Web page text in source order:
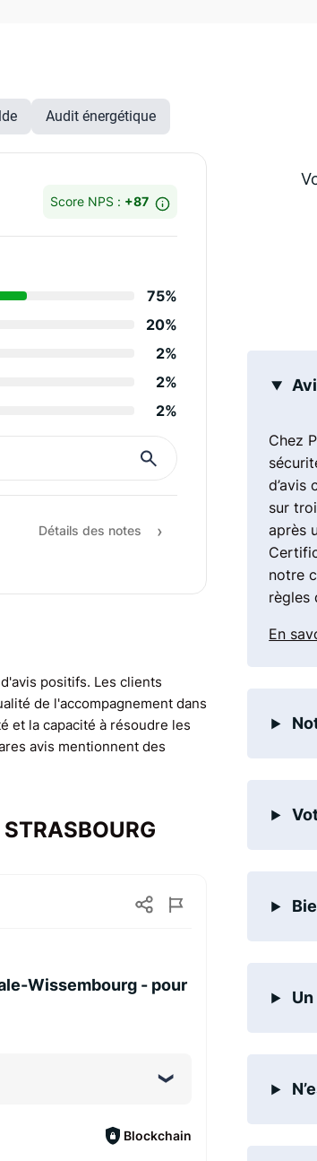
Audit énergétique
Score NPS : +87
75%
20%
2%
2%
2%
Qualité du rapport
Rapport
Recommandation
Détails des notes
positifs. Les clients
de l'accompagnement dans
et la capacité à résoudre les
avis mentionnent des
Wissembourg - pour
Blockchain
Chez
d’avis
sur
après
notre
règles
En